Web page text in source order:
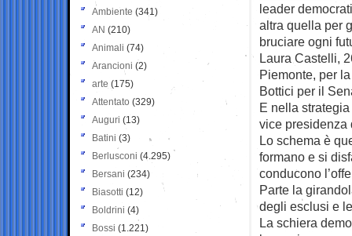
leader
altra quella per
bruciare ogni
Laura Castelli,
Piemonte, per
Bottici per il
E nella
vice presidenza
Lo schema è
formano e si
conducono
Parte la
degli esclusi e
La schiera
Ambiente (341)
AN (210)
Animali (74)
Arancioni (2)
arte (175)
Attentato (329)
Auguri (13)
Batini (3)
Berlusconi (4.295)
Bersani (234)
Biasotti (12)
Boldrini (4)
Bossi (1.221)